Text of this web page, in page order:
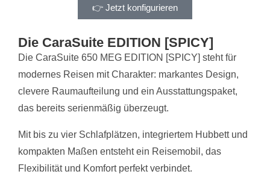
👉 Jetzt konfigurieren
Die CaraSuite EDITION [SPICY]
Die CaraSuite 650 MEG EDITION [SPICY] steht für
modernes Reisen mit Charakter: markantes Design,
clevere Raumaufteilung und ein Ausstattungspaket,
das bereits serienmäßig überzeugt.
Mit bis zu vier Schlafplätzen, integriertem Hubbett und
kompakten Maßen entsteht ein Reisemobil, das
Flexibilität und Komfort perfekt verbindet.